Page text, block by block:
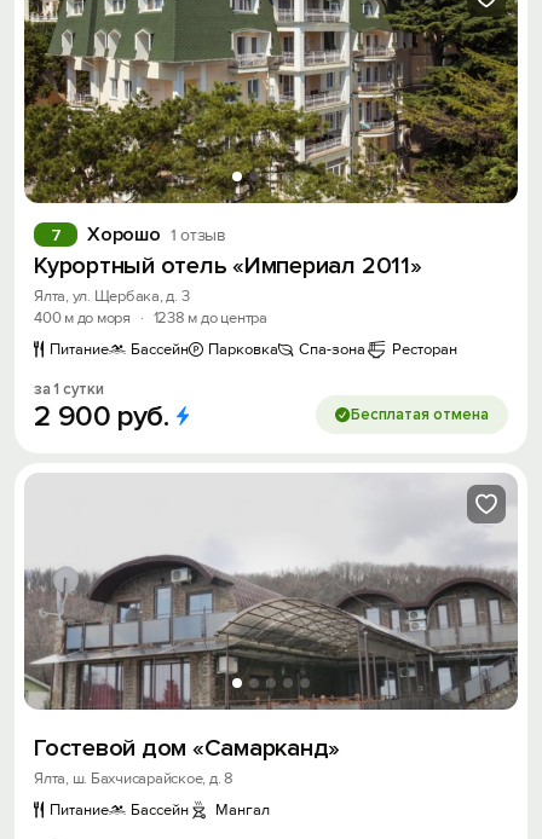
Хорошо 1 отзыв
7
Курортный отель «Империал 2011»
Ялта, ул. Щербака, д. 3
400 м до моря
· 1238 м до центра
Питание
Бассейн Парковка Спа-зона Ресторан
за 1 сутки
2 900 руб. Бесплатая отмена
Гостевой дом «Самарканд»
Ялта, ш. Бахчисарайское, д. 8
Питание
Бассейн Мангал